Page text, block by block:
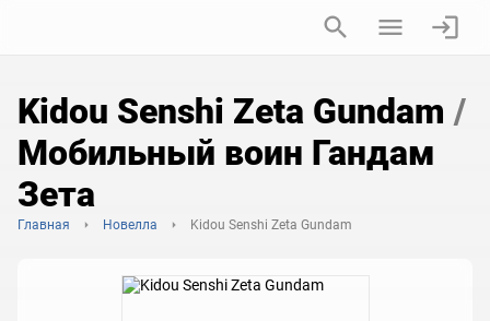
Kidou Senshi Zeta Gundam /
Мобильный воин Гандам
Зета
Главная Новелла Kidou Senshi Zeta Gundam